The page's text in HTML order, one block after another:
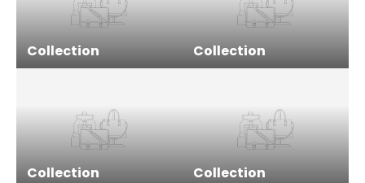
Collection Collection
Collection Collection